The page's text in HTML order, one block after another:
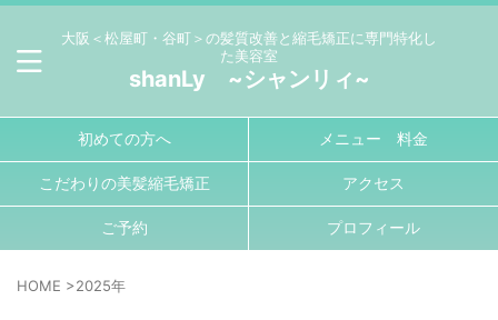
大阪＜松屋町・谷町＞の髪質改善と縮毛矯正に専門特化し
た美容室
shanLy ~シャンリィ~
初めての方へ メニュー 料金
こだわりの美髪縮毛矯正 アクセス
ご予約 プロフィール
HOME >2025年